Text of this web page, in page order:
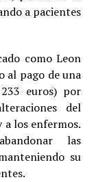
a pacientes
como Leon
al pago de una
euros) por
del
los enfermos.
las
su